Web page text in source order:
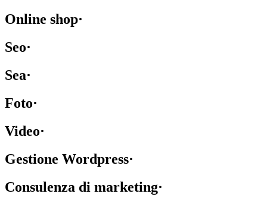
Online shop·
Seo·
Sea·
Foto·
Video·
Gestione Wordpress·
Consulenza di marketing·